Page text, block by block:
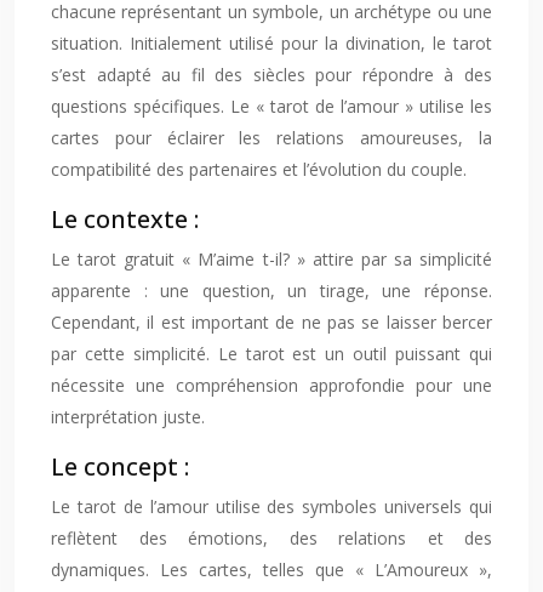
chacune représentant un symbole, un archétype ou une
situation. Initialement utilisé pour la divination, le tarot
s’est adapté au fil des siècles pour répondre à des
questions spécifiques. Le « tarot de l’amour » utilise les
cartes pour éclairer les relations amoureuses, la
compatibilité des partenaires et l’évolution du couple.
Le contexte :
Le tarot gratuit « M’aime t-il? » attire par sa simplicité
apparente : une question, un tirage, une réponse.
Cependant, il est important de ne pas se laisser bercer
par cette simplicité. Le tarot est un outil puissant qui
nécessite une compréhension approfondie pour une
interprétation juste.
Le concept :
Le tarot de l’amour utilise des symboles universels qui
reflètent des émotions, des relations et des
dynamiques. Les cartes, telles que « L’Amoureux »,